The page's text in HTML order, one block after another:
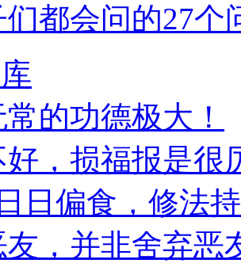
都会问的27个
的功德极大！
好，损福报是很
日偏食，修法
，并非舍弃恶